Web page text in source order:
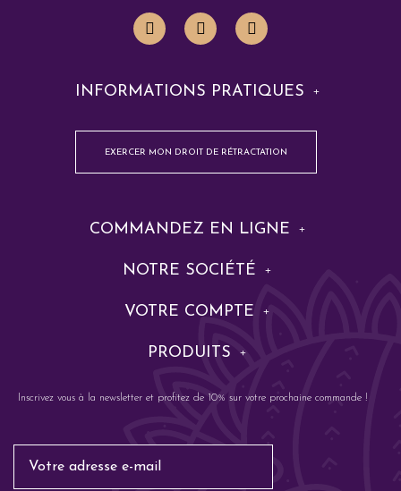
INFORMATIONS PRATIQUES
EXERCER MON DROIT DE RÉTRACTATION
COMMANDEZ EN LIGNE
NOTRE SOCIÉTÉ
VOTRE COMPTE
PRODUITS
Inscrivez vous à la newsletter et profitez de 10% sur votre prochaine commande !